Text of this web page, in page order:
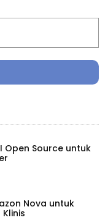
Open Source untuk
Nova untuk